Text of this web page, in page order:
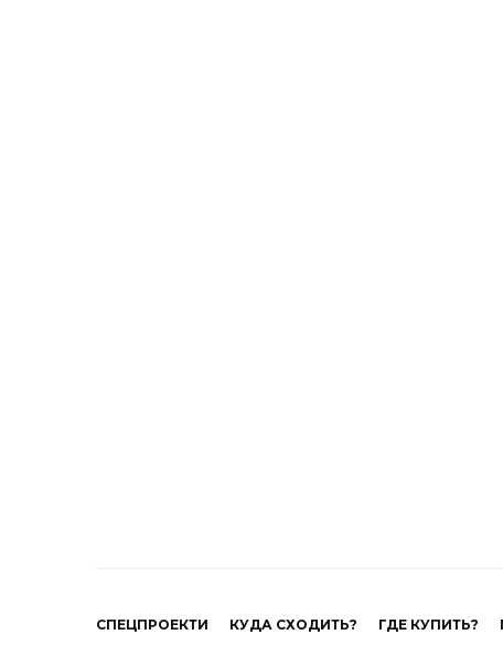
СПЕЦПРОЕКТИ КУДА СХОДИТЬ? ГДЕ КУПИТЬ?